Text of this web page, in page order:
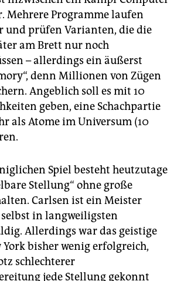
Mehrere Programme laufen
und prüfen Varianten, die die
am Brett nur noch
– allerdings ein äußerst
denn Millionen von Zügen
Angeblich soll es mit 10
geben, eine Schachpartie
als Atome im Universum (10
Spiel besteht heutzutage
Stellung“ ohne große
Carlsen ist ein Meister
in langweiligsten
Allerdings war das geistige
bisher wenig erfolgreich,
schlechterer
jede Stellung gekonnt